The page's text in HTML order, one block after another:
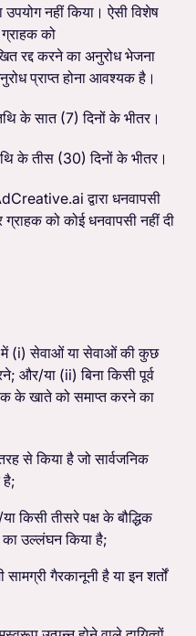
नहीं किया। ऐसी विशेष
को
रद्द करने का अनुरोध भेजना
प्राप्त होना आवश्यक है।
के सात (7) दिनों के भीतर।
के तीस (30) दिनों के भीतर।
द्वारा धनवापसी
को कोई धनवापसी नहीं दी
में (i) सेवाओं या सेवाओं की कुछ
और/या (ii) बिना किसी पूर्व
के खाते को समाप्त करने का
से किया है जो सार्वजनिक
है;
तीसरे पक्ष के बौद्धिक
का उल्लंघन किया है;
सामग्री गैरकानूनी है या इन शर्तों